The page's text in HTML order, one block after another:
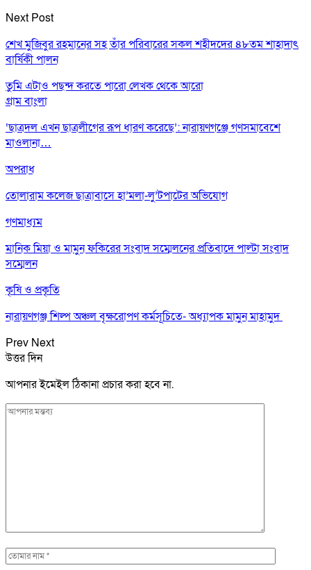
Next Post
শেখ মুজিবুর রহমানের সহ তাঁর পরিবারের সকল শহীদদের ৪৮তম শাহাদাৎ
বার্ষিকী পালন
তুমি এটাও পছন্দ করতে পারোলেখক থেকে আরো
গ্রাম বাংলা
‘ছাত্রদল এখন ছাত্রলীগের রূপ ধারণ করেছে’: নারায়ণগঞ্জে গণসমাবেশে
মাওলানা…
অপরাধ
তোলারাম কলেজ ছাত্রাবাসে হা’মলা-লু’টপাটের অভিযোগ
গণমাধ্যম
মানিক মিয়া ও মামুন ফকিরের সংবাদ সম্মেলনের প্রতিবাদে পাল্টা সংবাদ
সম্মেলন
কৃষি ও প্রকৃতি
নারায়ণগঞ্জ শিল্প অঞ্চল বৃক্ষরোপণ কর্মসূচিতে- অধ্যাপক মামুন মাহামুদ
Prev Next
উত্তর দিন
আপনার ইমেইল ঠিকানা প্রচার করা হবে না.